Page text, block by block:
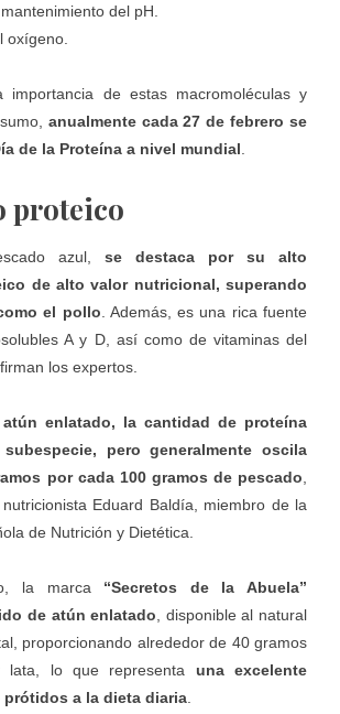
del pH.
importancia de estas macromoléculas y
anualmente cada 27 de febrero se
de la Proteína a nivel mundial
proteico
azul, se destaca por su alto
de alto valor nutricional, superando
el pollo . Además, es una rica fuente
A y D, así como de vitaminas del
los expertos.
enlatado, la cantidad de proteína
pero generalmente oscila
por cada 100 gramos de pescado
Eduard Baldía, miembro de la
de Nutrición y Dietética.
la marca “Secretos de la Abuela”
de atún enlatado , disponible al natural
proporcionando alrededor de 40 gramos
lata, lo que representa una excelente
a la dieta diaria